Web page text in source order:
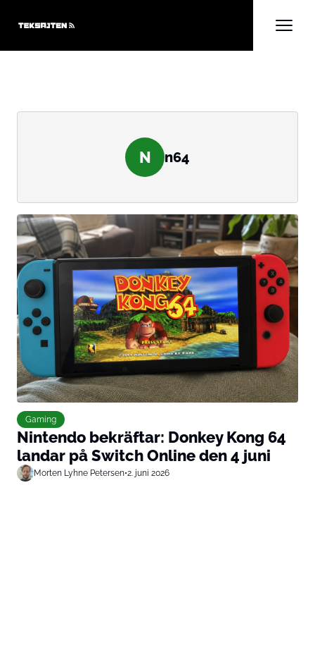
N n64
Gaming
Nintendo bekräftar: Donkey Kong 64
landar på Switch Online den 4 juni
Morten Lyhne Petersen•2. juni 2026